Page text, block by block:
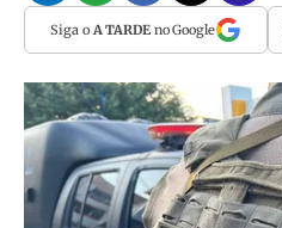
Siga o A TARDEno Google